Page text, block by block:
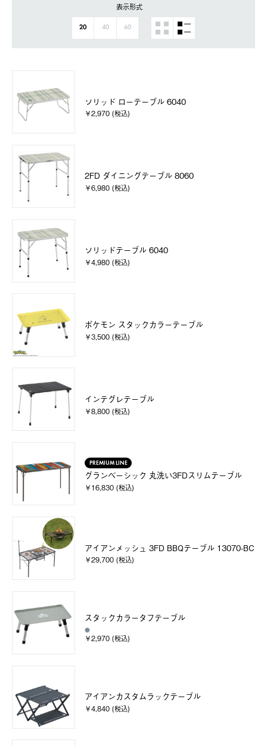
表示形式
20 40 60
ソリッド ローテーブル 6040
￥2,970 (税込)
2FD ダイニングテーブル 8060
￥6,980 (税込)
ソリッドテーブル 6040
￥4,980 (税込)
ポケモン スタックカラーテーブル
￥3,500 (税込)
インテグレテーブル
￥8,800 (税込)
PREMIUM LINE
グランベーシック 丸洗い3FDスリムテーブル
￥16,830 (税込)
アイアンメッシュ 3FD BBQテーブル 13070-BC
￥29,700 (税込)
スタックカラータフテーブル
￥2,970 (税込)
アイアンカスタムラックテーブル
￥4,840 (税込)